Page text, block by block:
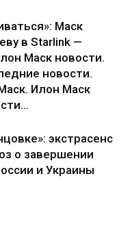
Маск
в Starlink —
Маск новости.
новости.
Илон Маск
экстрасенс
о завершении
и Украины